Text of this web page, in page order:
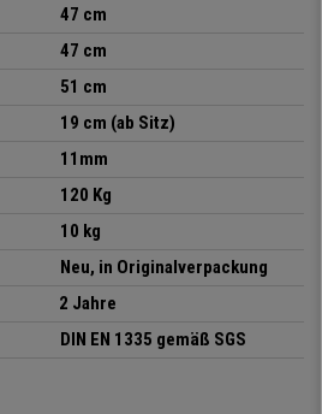
mit Netzstoff
47 cm
47 cm
51 cm
19 cm (ab Sitz)
11mm
120 Kg
10 kg
Neu, in Originalverpackung
2 Jahre
DIN EN 1335 gemäß SGS